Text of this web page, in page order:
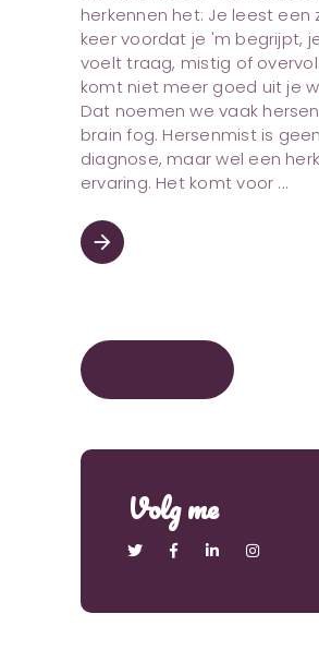
herkennen het: Je leest een
keer voordat je 'm begrijpt,
voelt traag, mistig of
komt niet meer goed uit je
Dat noemen we vaak
brain fog. Hersenmist is
diagnose, maar wel een
ervaring. Het komt voor
arrow_forward
Volg me